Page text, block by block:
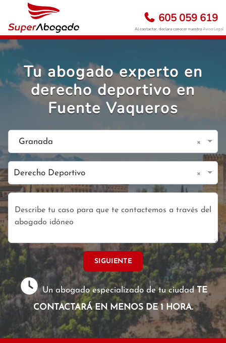
605 059 619
Al contactar, declara conocer nuestroAviso Legal
Tu abogado experto en
derecho deportivo en
Fuente Vaqueros
Granada ×
Derecho Deportivo ×
SIGUIENTE
Un abogado especializado de tu ciudadTE
CONTACTARÁ EN MENOS DE 1 HORA.